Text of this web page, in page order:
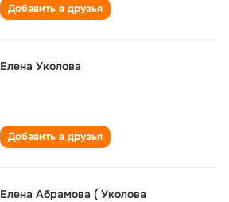
Добавить в друзья
Елена Уколова
Добавить в друзья
Елена Абрамова ( Уколова